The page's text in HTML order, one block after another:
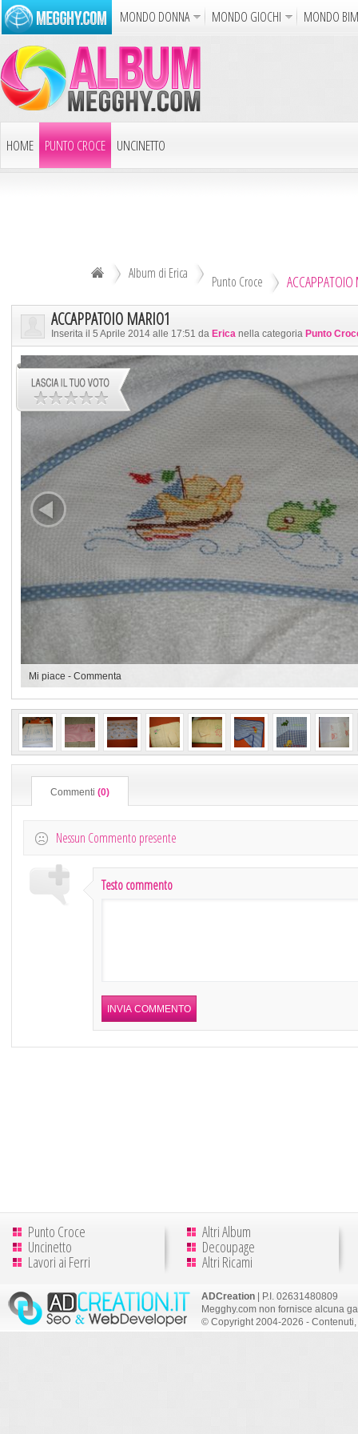
MONDO DONNA MONDO GIOCHI MONDO
Album Punto Croce Cucina
Azione Puzzle
Gif
HOME PUNTO CROCE UNCINETTO
Album di Erica Punto Croce
ACCAPPATOIO MARIO1
Inserita il 5 Aprile 2014 alle 17:51 da Erica nella categoria Punto
Mi piace - Commenta
Commenti (0)
Nessun Commento presente
Testo commento
Punto Croce
Uncinetto
Lavori ai Ferri
Altri Album
Decoupage
Altri Ricami
ADCreation | P.I. 02631480809
Megghy.com non fornisce alcuna
© Copyright 2004-2026 -